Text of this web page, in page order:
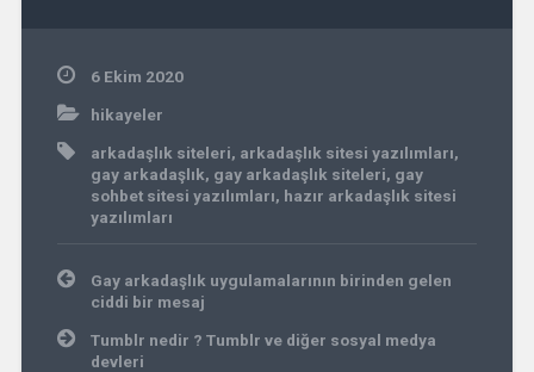
6 Ekim 2020
hikayeler
arkadaşlık siteleri, arkadaşlık sitesi yazılımları,
gay arkadaşlık, gay arkadaşlık siteleri, gay
sohbet sitesi yazılımları, hazır arkadaşlık sitesi
yazılımları
Yazı
gezinmesi
Gay arkadaşlık uygulamalarının birinden gelen
ciddi bir mesaj
Tumblr nedir ? Tumblr ve diğer sosyal medya
devleri